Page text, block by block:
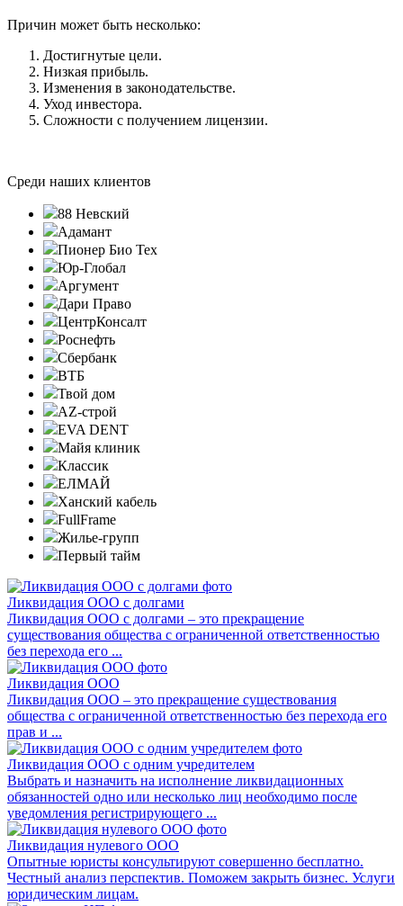
Причин может быть несколько:
Достигнутые цели.
Низкая прибыль.
Изменения в законодательстве.
Уход инвестора.
Сложности с получением лицензии.
Среди наших клиентов
88 Невский
Адамант
Пионер Био Тех
Юр-Глобал
Аргумент
Дари Право
ЦентрКонсалт
Роснефть
Сбербанк
ВТБ
Твой дом
AZ-строй
EVA DENT
Майя клиник
Классик
ЕЛМАЙ
Ханский кабель
FullFrame
Жилье-групп
Первый тайм
Ликвидация ООО с долгами
Ликвидация ООО с долгами – это прекращение
существования общества с ограниченной ответственностью
без перехода его ...
Ликвидация ООО
Ликвидация ООО – это прекращение существования
общества с ограниченной ответственностью без перехода его
прав и ...
Ликвидация ООО с одним учредителем
Выбрать и назначить на исполнение ликвидационных
обязанностей одно или несколько лиц необходимо после
уведомления регистрирующего ...
Ликвидация нулевого ООО
Опытные юристы консультируют совершенно бесплатно.
Честный анализ перспектив. Поможем закрыть бизнес. Услуги
юридическим лицам.